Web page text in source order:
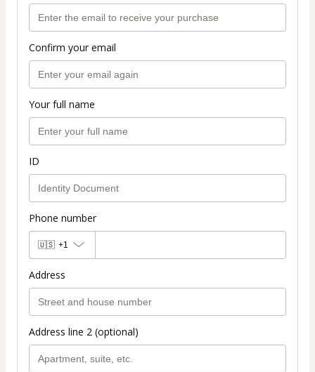
Confirm your email
Your full name
ID
Phone number
🇺🇸 +1
Address
Address line 2 (optional)